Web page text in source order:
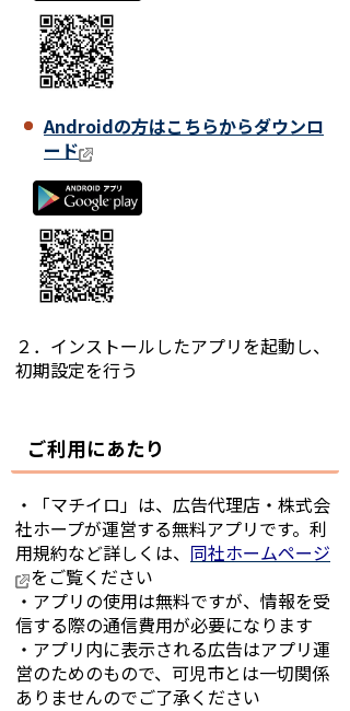
Androidの方はこちらからダウンロ
ード
２．インストールしたアプリを起動し、
初期設定を行う
ご利用にあたり
・「マチイロ」は、広告代理店・株式会
社ホープが運営する無料アプリです。利
用規約など詳しくは、 同社ホームページ
をご覧ください
・アプリの使用は無料ですが、情報を受
信する際の通信費用が必要になります
・アプリ内に表示される広告はアプリ運
営のためのもので、可児市とは一切関係
ありませんのでご了承ください